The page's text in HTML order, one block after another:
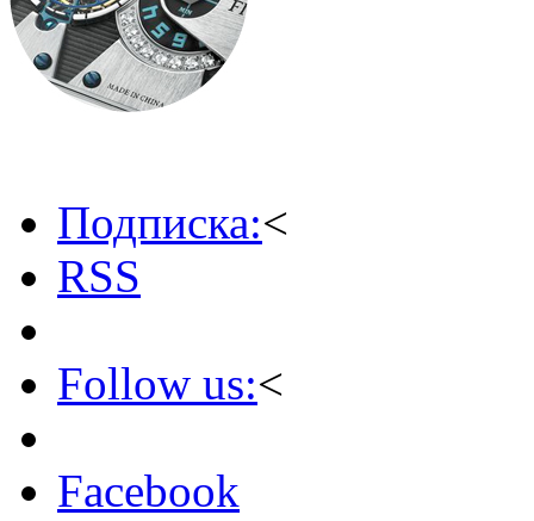
Подписка:<
RSS
Follow us:<
Facebook